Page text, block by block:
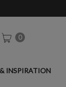
0
INSPIRATION